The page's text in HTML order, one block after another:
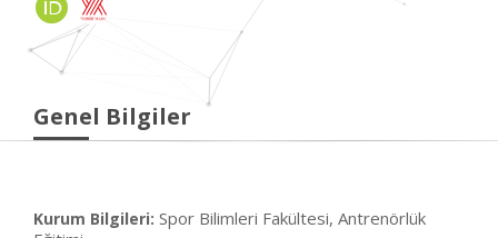
Genel Bilgiler
Kurum Bilgileri: Spor Bilimleri Fakültesi, Antrenörlük